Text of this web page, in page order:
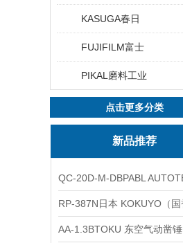
KASUGA春日
FUJIFILM富士
PIKAL磨料工业
点击更多分类
新品推荐
AA-1.3BTOKU 东空气动凿锤